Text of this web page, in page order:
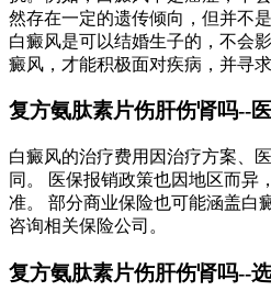
然存在一定的遗传倾向，但并不
白癜风是可以结婚生子的，不会
癜风，才能积极面对疾病，并寻求
复方氨肽素片伤肝伤肾吗--
白癜风的治疗费用因治疗方案、
同。 医保报销政策也因地区而异
准。 部分商业保险也可能涵盖白
咨询相关保险公司。
复方氨肽素片伤肝伤肾吗--